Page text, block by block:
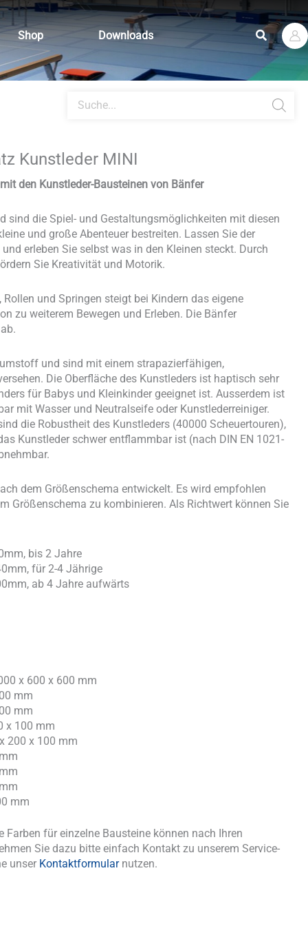
Shop Downloads Suchen
search
Kunstleder MINI
den Kunstleder-Bausteinen von Bänfer
sind die Spiel- und Gestaltungsmöglichkeiten mit diesen
und große Abenteuer bestreiten. Lassen Sie der
erleben Sie selbst was in den Kleinen steckt. Durch
Sie Kreativität und Motorik.
und Springen steigt bei Kindern das eigene
zu weiterem Bewegen und Erleben. Die Bänfer
und sind mit einem strapazierfähigen,
Die Oberfläche des Kunstleders ist haptisch sehr
für Babys und Kleinkinder geeignet ist. Ausserdem ist
mit Wasser und Neutralseife oder Kunstlederreiniger.
die Robustheit des Kunstleders (40000 Scheuertouren),
Kunstleder schwer entflammbar ist (nach DIN EN 1021-
dem Größenschema entwickelt. Es wird empfohlen
Größenschema zu kombinieren. Als Richtwert können Sie
bis 2 Jahre
für 2-4 Jährige
ab 4 Jahre aufwärts
x 600 x 600 mm
mm
mm
x 100 mm
200 x 100 mm
mm
Farben für einzelne Bausteine können nach Ihren
Sie dazu bitte einfach Kontakt zu unserem Service-
unser Kontaktformularnutzen.